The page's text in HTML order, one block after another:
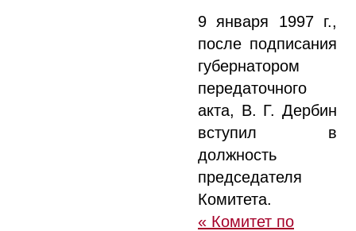
9 января 1997 г.,
после подписания
губернатором
передаточного
акта, В. Г. Дербин
вступил в
должность
председателя
Комитета.
« Комитет по